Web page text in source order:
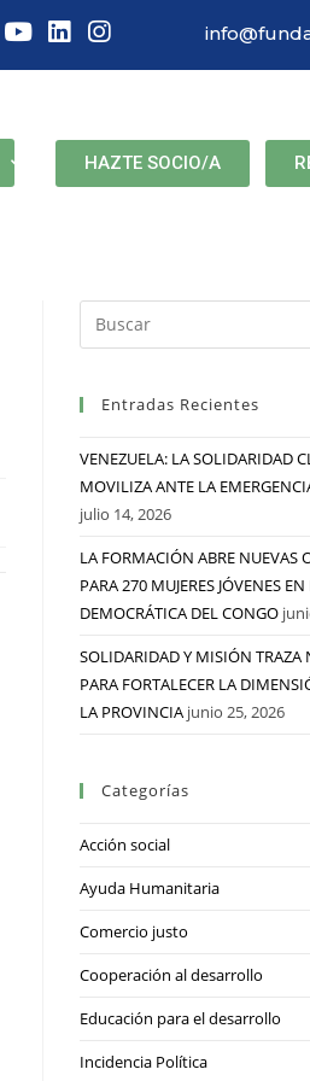
HAZTE SOCIO/A
Entradas Recientes
VENEZUELA: LA SOLIDARIDAD
MOVILIZA ANTE LA
julio 14, 2026
LA FORMACIÓN ABRE NUEVAS
PARA 270 MUJERES JÓVENES
DEMOCRÁTICA DEL CONGO
SOLIDARIDAD Y MISIÓN TRAZA
PARA FORTALECER LA
LA PROVINCIA junio 25, 2026
Categorías
Acción social
Ayuda Humanitaria
Comercio justo
Cooperación al desarrollo
Educación para el desarrollo
Incidencia Política